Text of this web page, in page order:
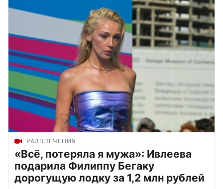
РАЗВЛЕЧЕНИЯ
«Всё, потеряла я мужа»: Ивлеева
подарила Филиппу Бегаку
дорогущую лодку за 1,2 млн рублей